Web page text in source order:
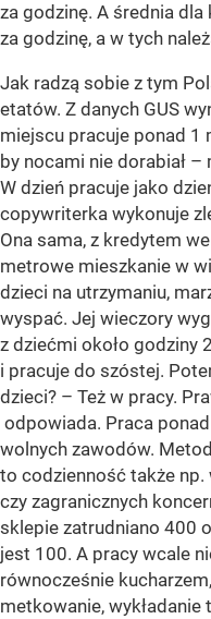
za godzinę. A średnia
za godzinę, a w tych
Jak radzą sobie z tym
etatów. Z danych GUS
miejscu pracuje ponad 1
by nocami nie dorabiał
W dzień pracuje jako
copywriterka wykonuje
Ona sama, z kredytem
metrowe mieszkanie w
dzieci na utrzymaniu,
wyspać. Jej wieczory
z dziećmi około godziny
i pracuje do szóstej.
dzieci? – Też w pracy.
odpowiada. Praca
wolnych zawodów.
to codzienność także
czy zagranicznych
sklepie zatrudniano 400
jest 100. A pracy wcale
równocześnie
metkowanie,